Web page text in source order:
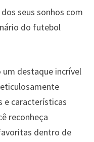
seus sonhos com
do futebol
um destaque incrível
e características
reconheça
dentro de